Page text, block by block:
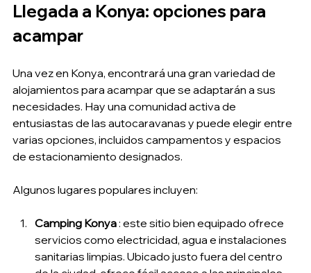
Llegada a Konya: opciones para
acampar
Una vez en Konya, encontrará una gran variedad de
alojamientos para acampar que se adaptarán a sus
necesidades. Hay una comunidad activa de
entusiastas de las autocaravanas y puede elegir entre
varias opciones, incluidos campamentos y espacios
de estacionamiento designados.
Algunos lugares populares incluyen:
Camping Konya : este sitio bien equipado ofrece
servicios como electricidad, agua e instalaciones
sanitarias limpias. Ubicado justo fuera del centro